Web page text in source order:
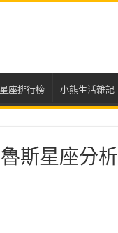
星座排行榜 小熊生活雜記
斯星座分析